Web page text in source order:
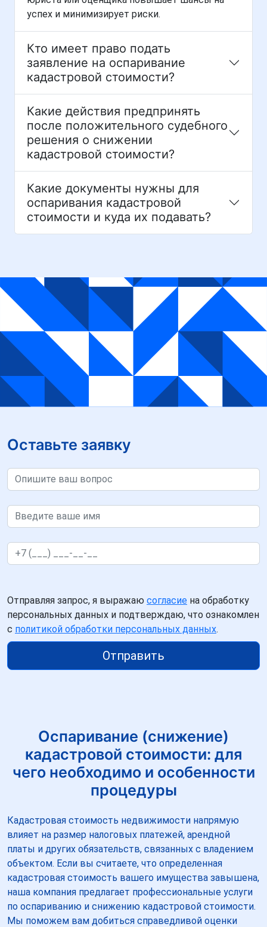
успех и минимизирует риски.
Кто имеет право подать
заявление на оспаривание
кадастровой стоимости?
Какие действия предпринять
после положительного судебного
решения о снижении
кадастровой стоимости?
Какие документы нужны для
оспаривания кадастровой
стоимости и куда их подавать?
Оставьте заявку
Отправляя запрос, я выражаю согласие на обработку
персональных данных и подтверждаю, что ознакомлен
с политикой обработки персональных данных.
Отправить
Оспаривание (снижение)
кадастровой стоимости: для
чего необходимо и особенности
процедуры
Кадастровая стоимость недвижимости напрямую
влияет на размер налоговых платежей, арендной
платы и других обязательств, связанных с владением
объектом. Если вы считаете, что определенная
кадастровая стоимость вашего имущества завышена,
наша компания предлагает профессиональные услуги
по оспариванию и снижению кадастровой стоимости.
Мы поможем вам добиться справедливой оценки